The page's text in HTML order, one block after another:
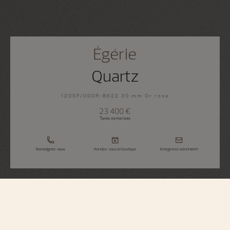
Égérie
Quartz
1205F/000R-B622 30 mm Or rose
23 400 €
Taxes comprises
Renseignez-vous Rendez-vous en boutique Enregistrez votre intérêt